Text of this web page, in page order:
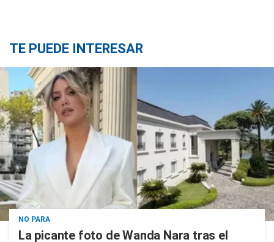
TE PUEDE INTERESAR
NO PARA
La picante foto de Wanda Nara tras el